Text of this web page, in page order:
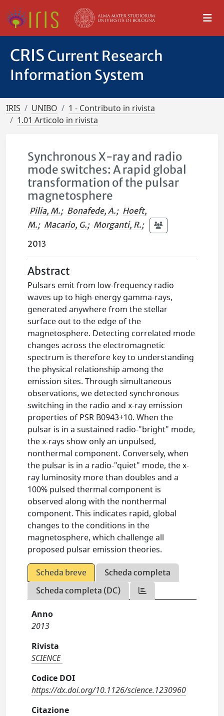
CRIS Current Research
Information System
IRIS UNIBO
1 - Contributo in rivista
1.01 Articolo in rivista
Synchronous X-ray and radio
mode switches: A rapid global
transformation of the pulsar
magnetosphere
Pilia, M.; Bonafede, A.; Hoeft,
M.; Macario, G.; Morganti, R.;
2013
Abstract
Pulsars emit from low-frequency radio
waves up to high-energy gamma-rays,
generated anywhere from the stellar
surface out to the edge of the
magnetosphere. Detecting correlated mode
changes across the electromagnetic
spectrum is therefore key to understanding
the physical relationship among the
emission sites. Through simultaneous
observations, we detected synchronous
switching in the radio and x-ray emission
properties of PSR B0943+10. When the
pulsar is in a sustained radio-"bright" mode,
the x-rays show only an unpulsed,
nonthermal component. Conversely, when
the pulsar is in a radio-"quiet" mode, the x-
ray luminosity more than doubles and a
100% pulsed thermal component is
observed along with the nonthermal
component. This indicates rapid, global
changes to the conditions in the
magnetosphere, which challenge all
proposed pulsar emission theories.
Scheda breve
Scheda completa
Scheda completa (DC)
Anno
2013
Rivista
SCIENCE
Codice DOI
https://dx.doi.org/10.1126/science.1230960
Citazione